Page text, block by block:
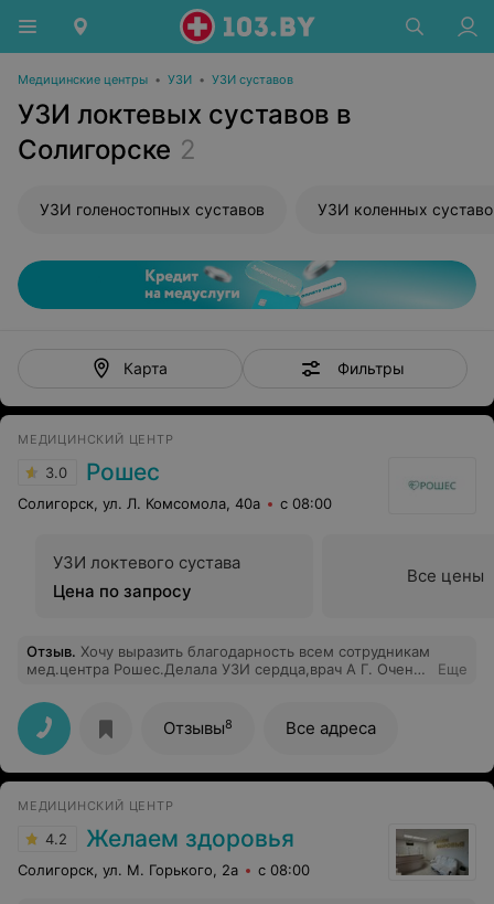
Медицинские центры • УЗИ • УЗИ суставов
УЗИ локтевых суставов в
Солигорске 2
УЗИ голеностопных суставов УЗИ коленных
Карта Фильтры
МЕДИЦИНСКИЙ ЦЕНТР
3.0 Рошес
Солигорск, ул. Л. Комсомола, 40а с 08:00
УЗИ локтевого сустава
Цена по запросу
Все цены
Отзыв. Хочу выразить благодарность всем сотрудникам
мед.центра Рошес.Делала УЗИ сердца,врач А Г. Очень
деле.Я осталась очень довольна.Спасибо.
Еще
Отзывы8 Все адреса
МЕДИЦИНСКИЙ ЦЕНТР
4.2 Желаем здоровья
Солигорск, ул. М. Горького, 2а с 08:00